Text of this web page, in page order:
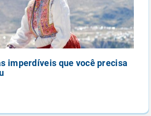
imperdíveis que você precisa